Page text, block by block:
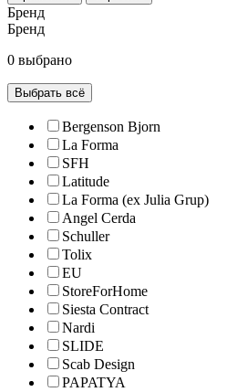
Бренд
Бренд
0 выбрано
Выбрать всё
Bergenson Bjorn
La Forma
SFH
Latitude
La Forma (ex Julia Grup)
Angel Cerda
Schuller
Tolix
EU
StoreForHome
Siesta Contract
Nardi
SLIDE
Scab Design
PAPATYA